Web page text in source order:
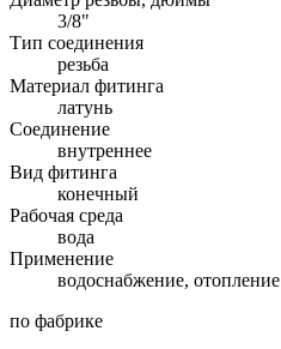
3/8"
Тип соединения
резьба
Материал фитинга
латунь
Соединение
внутреннее
Вид фитинга
конечный
Рабочая среда
вода
Применение
водоснабжение, отопление
по фабрике